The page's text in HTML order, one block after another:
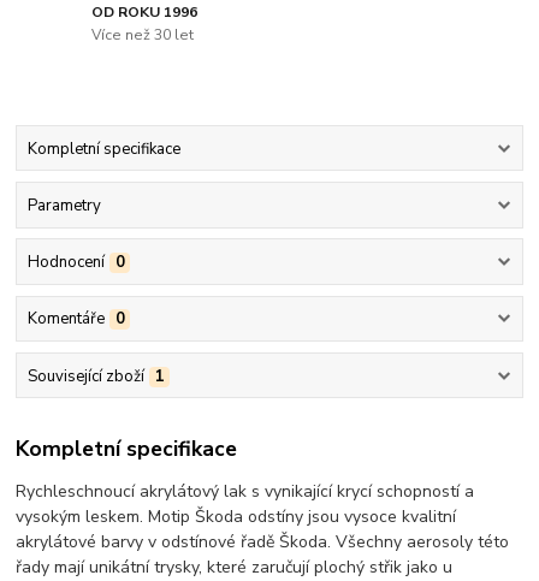
OD ROKU 1996
Více než 30 let
Kompletní specifikace
Parametry
Hodnocení 0
Komentáře 0
Související zboží 1
Kompletní specifikace
Rychleschnoucí akrylátový lak s vynikající krycí schopností a
vysokým leskem. Motip Škoda odstíny jsou vysoce kvalitní
akrylátové barvy v odstínové řadě Škoda. Všechny aerosoly této
řady mají unikátní trysky, které zaručují plochý střik jako u